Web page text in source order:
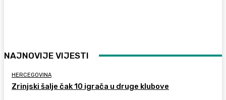
NAJNOVIJE VIJESTI
HERCEGOVINA
Zrinjski šalje čak 10 igrača u druge klubove